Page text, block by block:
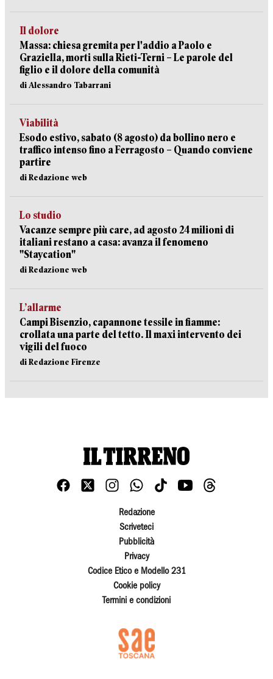
Il dolore
Massa: chiesa gremita per l'addio a Paolo e
Graziella, morti sulla Rieti-Terni – Le parole del
figlio e il dolore della comunità
di Alessandro Tabarrani
Viabilità
Esodo estivo, sabato (8 agosto) da bollino nero e
traffico intenso fino a Ferragosto – Quando conviene
partire
di Redazione web
Lo studio
Vacanze sempre più care, ad agosto 24 milioni di
italiani restano a casa: avanza il fenomeno
"Staycation"
di Redazione web
L’allarme
Campi Bisenzio, capannone tessile in fiamme:
crollata una parte del tetto. Il maxi intervento dei
vigili del fuoco
di Redazione Firenze
Redazione
Scriveteci
Pubblicità
Privacy
Codice Etico e Modello 231
Cookie policy
Termini e condizioni